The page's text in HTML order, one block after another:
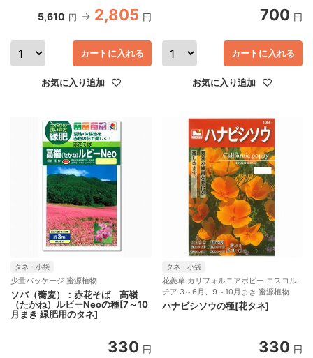
5,610 円 2,805 円
お気に入り追加
カートに入れる
700 円
お気に入り追加
カートに入れる
タネ・小袋
少量パッケージ 蜜源植物
ソバ（蕎麦）：赤花そば 高嶺
（たかね）ルビーNeoの種[7～10
月まき 緑肥用のタネ]
330 円
タネ・小袋
花菱草 カリフォルニアポピー エスコル
チア 3～6月、9～10月まき 蜜源植物
ハナビシソウの種[花タネ]
330 円